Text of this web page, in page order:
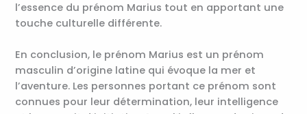
l’essence du prénom Marius tout en apportant une
touche culturelle différente.
En conclusion, le prénom Marius est un prénom
masculin d’origine latine qui évoque la mer et
l’aventure. Les personnes portant ce prénom sont
connues pour leur détermination, leur intelligence